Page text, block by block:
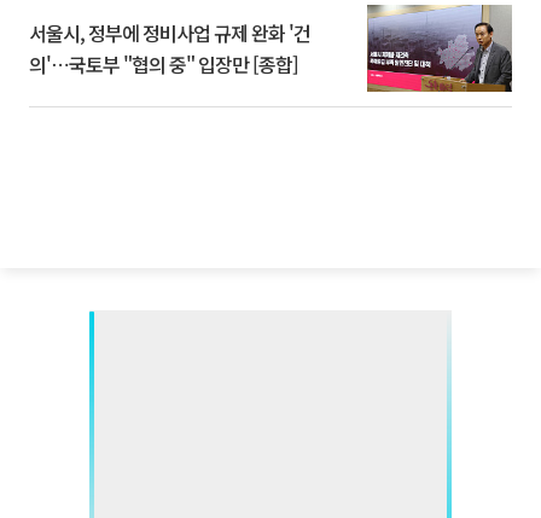
서울시, 정부에 정비사업 규제 완화 '건
의'⋯국토부 "협의 중" 입장만 [종합]